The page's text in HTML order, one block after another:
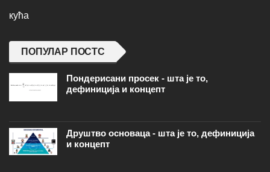
кућа
ПОПУЛАР ПОСТС
Пондерисани просек - шта је то,
дефиниција и концепт
Друштво основаца - шта је то, дефиниција
и концепт